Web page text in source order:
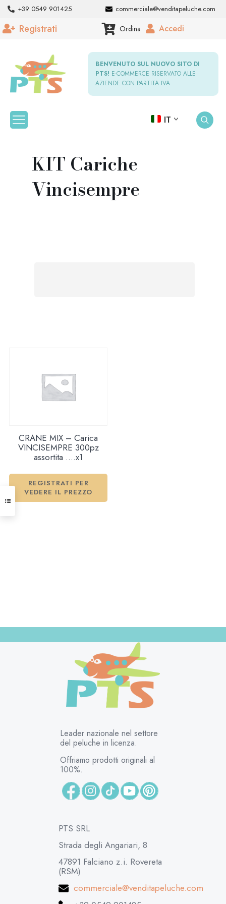
+39 0549 901425 commerciale@venditapeluche.com
Registrati Ordina Accedi
BENVENUTO SUL NUOVO SITO DI
PTS! E-COMMERCE RISERVATO ALLE
AZIENDE CON PARTITA IVA.
IT
KIT Cariche
Vincisempre
CRANE MIX – Carica
VINCISEMPRE 300pz
assortita ….x1
REGISTRATI PER
VEDERE IL PREZZO
Leader nazionale nel settore
del peluche in licenza.
Offriamo prodotti originali al
100%.
PTS SRL
Strada degli Angariari, 8
47891 Falciano z.i. Rovereta
(RSM)
commerciale@venditapeluche.com